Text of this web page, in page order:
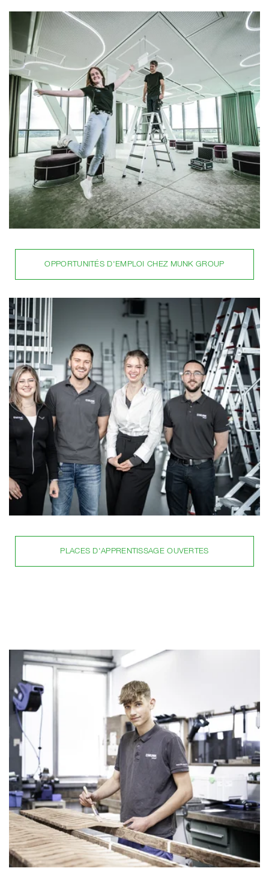
OPPORTUNITÉS D'EMPLOI CHEZ MUNK GROUP
PLACES D'APPRENTISSAGE OUVERTES